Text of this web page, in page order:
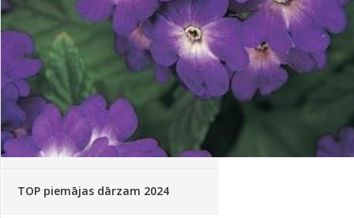
Palīglīdzekļi augu audzēšanai
Klientu Diena
Novatec - izcils mēslošanai arī
sezonas otrajā pusē!
Piedāvājums ābeļdārziem
TOP piemājas dārzam 2024